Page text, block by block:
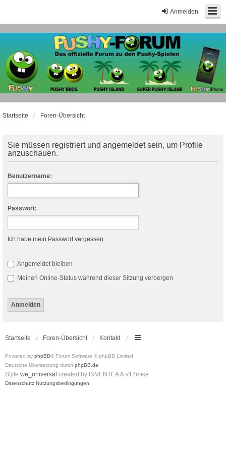
Anmelden
Startseite Foren-Übersicht
Sie müssen registriert und angemeldet sein, um Profile
anzuschauen.
Benutzername:
Passwort:
Ich habe mein Passwort vergessen
Angemeldet bleiben
Meinen Online-Status während dieser Sitzung verbergen
Startseite Foren-Übersicht Kontakt
Powered by phpBB® Forum Software © phpBB Limited
Deutsche Übersetzung durch phpBB.de
Style we_universal created by INVENTEA & v12mike
Datenschutz Nutzungsbedingungen